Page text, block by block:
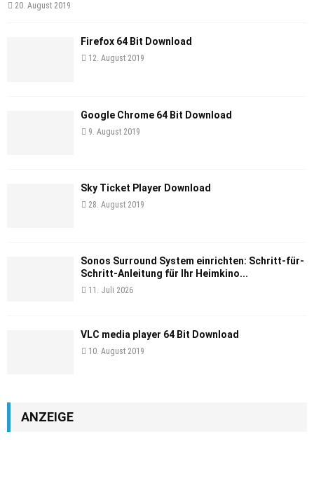
20. August 2019
Firefox 64 Bit Download
12. August 2019
Google Chrome 64 Bit Download
9. August 2019
Sky Ticket Player Download
28. August 2019
Sonos Surround System einrichten: Schritt-für-
Schritt-Anleitung für Ihr Heimkino...
11. Juli 2026
VLC media player 64 Bit Download
10. August 2019
ANZEIGE